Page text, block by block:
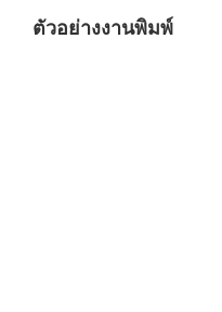
ตัวอย่างงานพิมพ์